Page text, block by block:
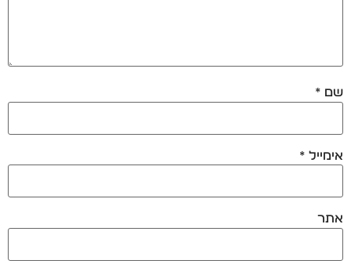
שם *
אימייל *
אתר